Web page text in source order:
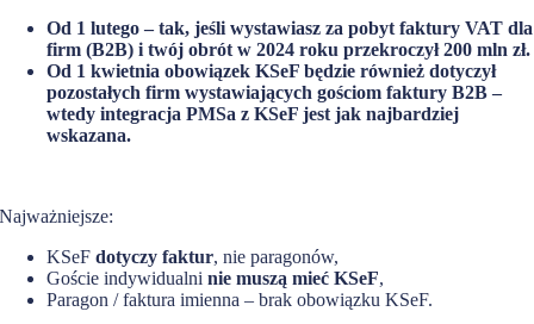
Od 1 lutego – tak, jeśli wystawiasz za pobyt faktury VAT dla
firm (B2B) i twój obrót w 2024 roku przekroczył 200 mln zł.
Od 1 kwietnia obowiązek KSeF będzie również dotyczył
pozostałych firm wystawiających gościom faktury B2B –
wtedy integracja PMSa z KSeF jest jak najbardziej
wskazana.
Najważniejsze:
KSeFdotyczy faktur, nie paragonów,
Goście indywidualninie muszą mieć KSeF,
Paragon / faktura imienna – brak obowiązku KSeF.